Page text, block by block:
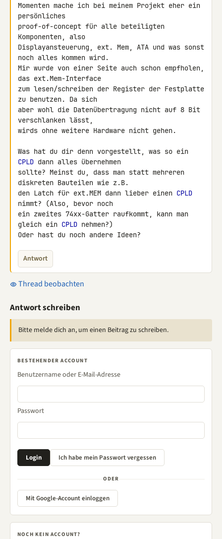
Momenten mache ich bei meinem Projekt eher ein
persönliches
proof-of-concept für alle beteiligten
Komponenten, also
Displayansteuerung, ext. Mem, ATA und was sonst
noch alles kommen wird.
Mir wurde von einer Seite auch schon empfholen,
das ext.Mem-Interface
zum lesen/schreiben der Register der Festplatte
zu benutzen. Da sich
aber wohl die Datenübertragung nicht auf 8 Bit
verschlanken lässt,
wirds ohne weitere Hardware nicht gehen.
CPLD dann alles übernehmen
sollte? Meinst du, dass man statt mehreren
diskreten Bauteilen wie z.B.
den Latch für ext.MEM dann lieber einen CPLD
nimmt? (Also, bevor noch
ein zweites 74xx-Gatter raufkommt, kann man
gleich ein CPLD nehmen?)
Oder hast du noch andere Ideen?
Antwort
Thread beobachten
Antwort schreiben
Bitte melde dich an, um einen Beitrag zu schreiben.
BESTEHENDER ACCOUNT
Benutzername oder E-Mail-Adresse
Passwort
ODER
Mit Google-Account einloggen
NOCH KEIN ACCOUNT?